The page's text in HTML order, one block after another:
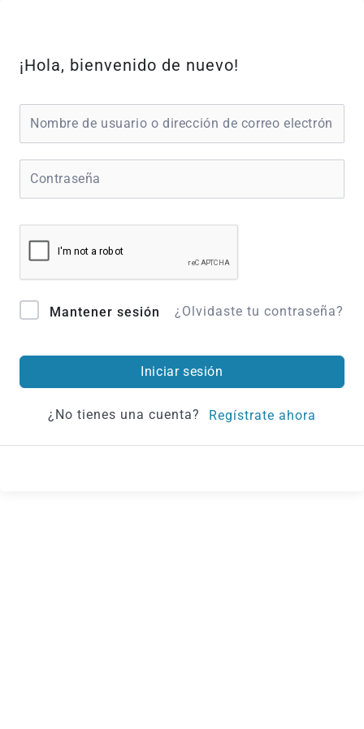
contenido
¡Hola, bienvenido de nuevo!
Mantener sesión ¿Olvidaste tu contraseña?
Iniciar sesión
¿No tienes una cuenta? Regístrate ahora